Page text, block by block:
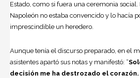
Estado, como si fuera una ceremonia
Napoleón no estaba convencido y lo hacía
imprescindible un heredero.
Aunque tenía el discurso preparado, en el
asistentes apartó sus notas y manifestó: “
decisión me ha destrozado el corazón.